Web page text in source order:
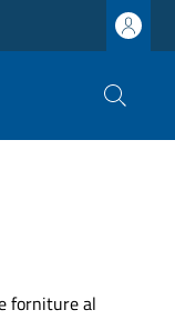
forniture al